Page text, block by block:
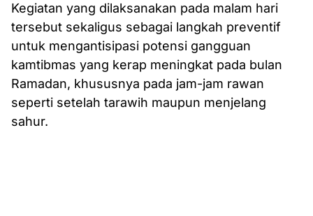
Kegiatan yang dilaksanakan pada malam hari
tersebut sekaligus sebagai langkah preventif
untuk mengantisipasi potensi gangguan
kamtibmas yang kerap meningkat pada bulan
Ramadan, khususnya pada jam-jam rawan
seperti setelah tarawih maupun menjelang
sahur.